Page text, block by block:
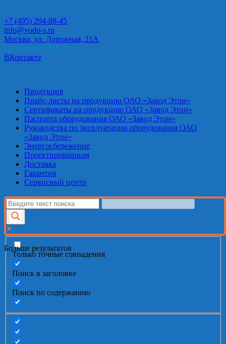
+7 (495) 294-88-45
info@vodo-s.ru
Москва, ул. Дорожная, 21А
ВКонтакте
Продукция
Прайс-листы на продукцию ОАО «Завод Этон»
Сертификаты на продукцию ОАО «Завод Этон»
Паспорта оборудования ОАО «Завод Этон»
Руководства по эксплуатации оборудования ОАО
«Завод Этон»
Энергосбережение
Проектировщикам
Доставка
Гарантия
Сервисный центр
Больше результатов
Только точные совпадения
Поиск в заголовке
Поиск по содержанию